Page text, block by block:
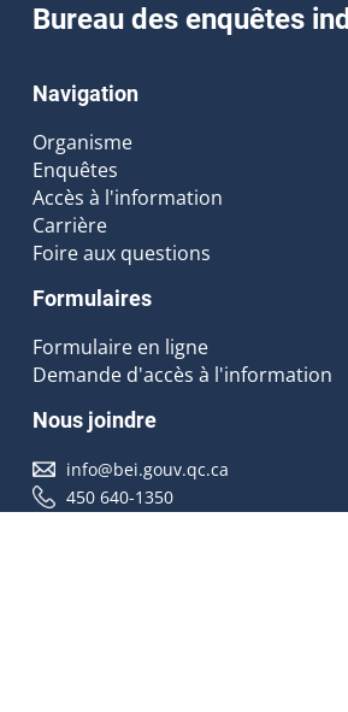
Bureau des enquêtes
Navigation
Organisme
Enquêtes
Accès à l'information
Carrière
Foire aux questions
Formulaires
Formulaire en ligne
Demande d'accès à l'information
Nous joindre
info@bei.gouv.qc.ca
450 640-1350